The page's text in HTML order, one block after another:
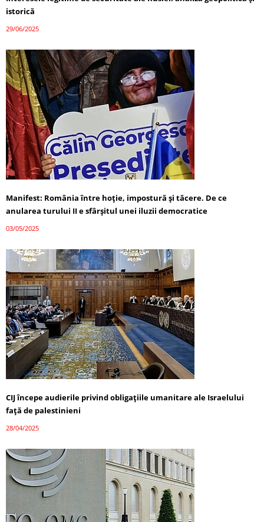
istorică
29/06/2025
Manifest: România între hoție, impostură și tăcere. De ce
anularea turului II e sfârșitul unei iluzii democratice
03/05/2025
CIJ începe audierile privind obligațiile umanitare ale Israelului
față de palestinieni
28/04/2025